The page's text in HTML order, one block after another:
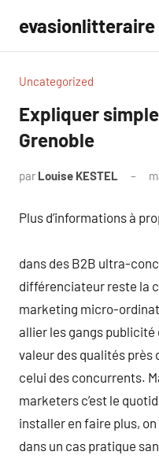
contenu
evasionlitteraire
Uncategorized
Expliquer
Grenoble
par Louise KESTEL
Plus d’informations à
dans des B2B ultra-
différenciateur reste la
marketing micro-
allier les gangs publicité
valeur des qualités près
celui des concurrents.
marketers c’est le
installer en faire plus,
dans un cas pratique